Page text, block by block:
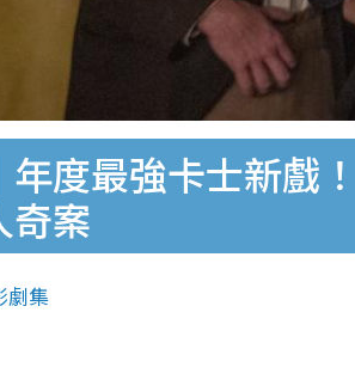
年度最強卡士新戲
奇案
劇集